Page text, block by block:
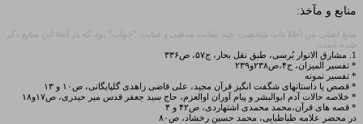
منابع و مآخذ:
منبع اصلی من اطلاعات شخصی، چند سایت مذهبی و سایت “جواب” بود که در آنجا این منابع ذکر
شده است:
1. مشارق الانوار بُرسی، طبق نقل بحار، ج۵۷، ص۳۳۶
* تفسیر المیزان، ج۴،ص۲۳۸و۲۳۹
* تفسیر نمونه
* قصص یا داستانهای شگفت انگیز قرآن مجید، علی قاضی زاهدی گلپایگانی، ص۱۰ و ۱۳
* خلاصه حالات آدم ابوالبشر و پیام آوران اوالعزم، حاج سید جعفر قدس میر حیدری، ص۱۷و۱۸
* قصه های قرآن،محمد محمدی اشتهاردی، ص۴۲ و ۴
در محضر علامه طباطبایی، محمد حسین رخشاد، ص۸۰